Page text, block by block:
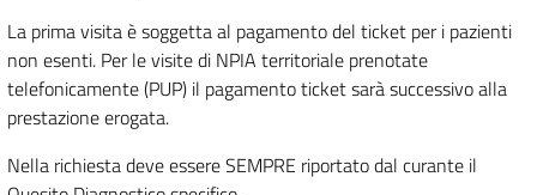
La prima visita è soggetta al pagamento del ticket per i pazienti
non esenti. Per le visite di NPIA territoriale prenotate
telefonicamente (PUP) il pagamento ticket sarà successivo alla
prestazione erogata.
Nella richiesta deve essere SEMPRE riportato dal curante il